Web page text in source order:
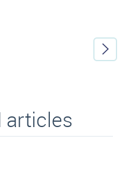
articles